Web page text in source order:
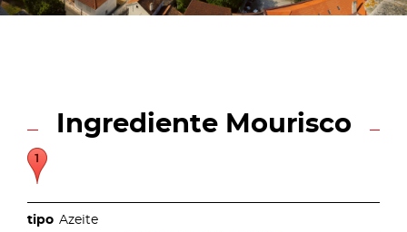
Ingrediente Mourisco
Azeite